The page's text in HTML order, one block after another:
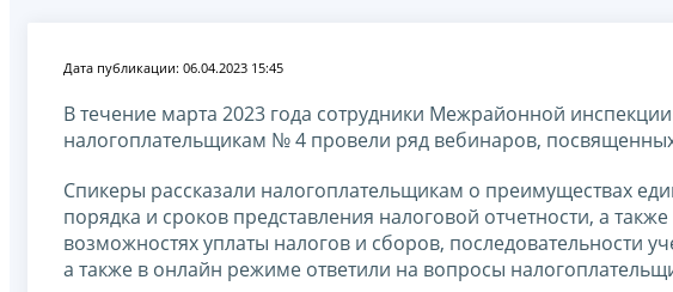
Дата публикации: 06.04.2023 15:45
В течение марта 2023 года сотрудники Межрайонной
налогоплательщикам № 4 провели ряд вебинаров,
Спикеры рассказали налогоплательщикам о преимуществах
порядка и сроков представления налоговой отчетности, а
возможностях уплаты налогов и сборов, последовательности
а также в онлайн режиме ответили на вопросы